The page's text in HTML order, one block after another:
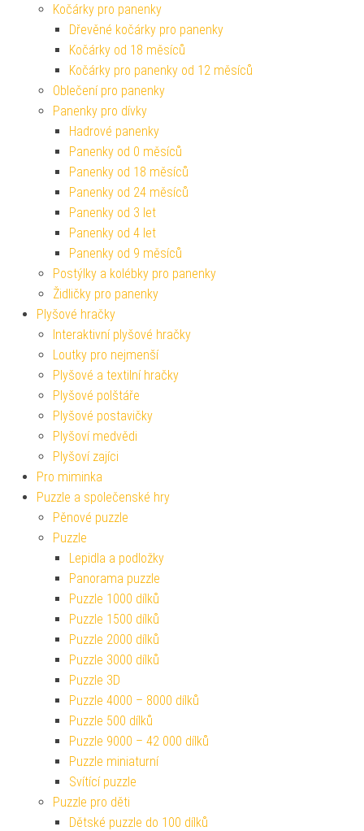
Kočárky pro panenky
Dřevěné kočárky pro panenky
Kočárky od 18 měsíců
Kočárky pro panenky od 12 měsíců
Oblečení pro panenky
Panenky pro dívky
Hadrové panenky
Panenky od 0 měsíců
Panenky od 18 měsíců
Panenky od 24 měsíců
Panenky od 3 let
Panenky od 4 let
Panenky od 9 měsíců
Postýlky a kolébky pro panenky
Židličky pro panenky
Plyšové hračky
Interaktivní plyšové hračky
Loutky pro nejmenší
Plyšové a textilní hračky
Plyšové polštáře
Plyšové postavičky
Plyšoví medvědi
Plyšoví zajíci
Pro miminka
Puzzle a společenské hry
Pěnové puzzle
Puzzle
Lepidla a podložky
Panorama puzzle
Puzzle 1000 dílků
Puzzle 1500 dílků
Puzzle 2000 dílků
Puzzle 3000 dílků
Puzzle 3D
Puzzle 4000 – 8000 dílků
Puzzle 500 dílků
Puzzle 9000 – 42 000 dílků
Puzzle miniaturní
Svítící puzzle
Puzzle pro děti
Dětské puzzle do 100 dílků